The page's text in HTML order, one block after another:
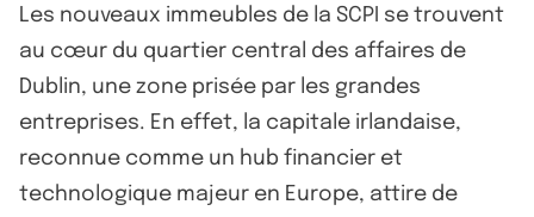
Les nouveaux immeubles de la SCPI se trouvent
au cœur du quartier central des affaires de
Dublin, une zone prisée par les grandes
entreprises. En effet, la capitale irlandaise,
reconnue comme un hub financier et
technologique majeur en Europe, attire de